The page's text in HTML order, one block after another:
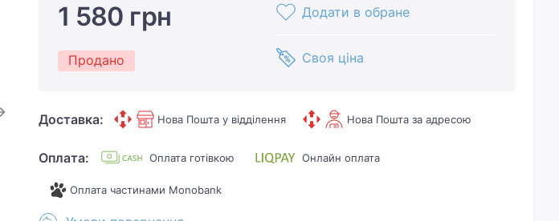
1 580 грн
Продано
Додати в обране
Своя ціна
Доставка: Нова Пошта у відділення Нова Пошта за адресою
Оплата: Оплата готівкою Онлайн оплата
Оплата частинами Monobank